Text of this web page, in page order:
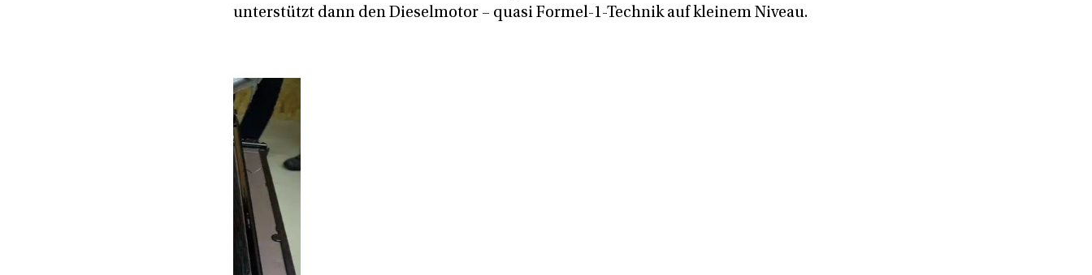
unterstützt dann den Dieselmotor – quasi Formel-1-Technik auf kleinem Niveau.